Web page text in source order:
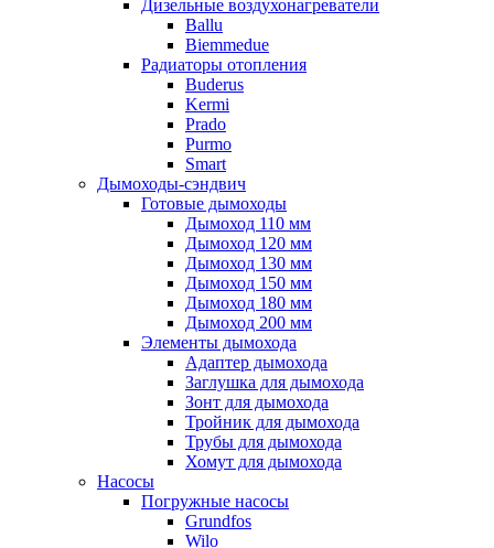
Дизельные воздухонагреватели
Ballu
Biemmedue
Радиаторы отопления
Buderus
Kermi
Prado
Purmo
Smart
Дымоходы-сэндвич
Готовые дымоходы
Дымоход 110 мм
Дымоход 120 мм
Дымоход 130 мм
Дымоход 150 мм
Дымоход 180 мм
Дымоход 200 мм
Элементы дымохода
Адаптер дымохода
Заглушка для дымохода
Зонт для дымохода
Тройник для дымохода
Трубы для дымохода
Хомут для дымохода
Насосы
Погружные насосы
Grundfos
Wilo